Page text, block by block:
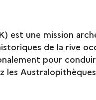
est une mission
de la rive
pour
les